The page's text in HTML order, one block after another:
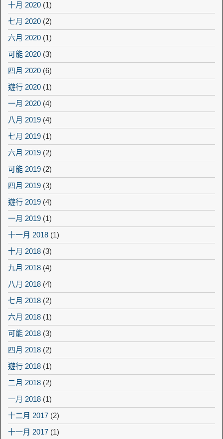
十月 2020 (1)
七月 2020 (2)
六月 2020 (1)
可能 2020 (3)
四月 2020 (6)
遊行 2020 (1)
一月 2020 (4)
八月 2019 (4)
七月 2019 (1)
六月 2019 (2)
可能 2019 (2)
四月 2019 (3)
遊行 2019 (4)
一月 2019 (1)
十一月 2018 (1)
十月 2018 (3)
九月 2018 (4)
八月 2018 (4)
七月 2018 (2)
六月 2018 (1)
可能 2018 (3)
四月 2018 (2)
遊行 2018 (1)
二月 2018 (2)
一月 2018 (1)
十二月 2017 (2)
十一月 2017 (1)